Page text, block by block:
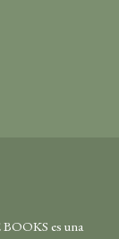
es una